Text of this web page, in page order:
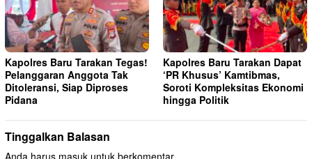
Kapolres Baru Tarakan Tegas!
Pelanggaran Anggota Tak
Ditoleransi, Siap Diproses
Pidana
Kapolres Baru Tarakan Dapat
‘PR Khusus’ Kamtibmas,
Soroti Kompleksitas Ekonomi
hingga Politik
Tinggalkan Balasan
Anda harus masuk untuk berkomentar.